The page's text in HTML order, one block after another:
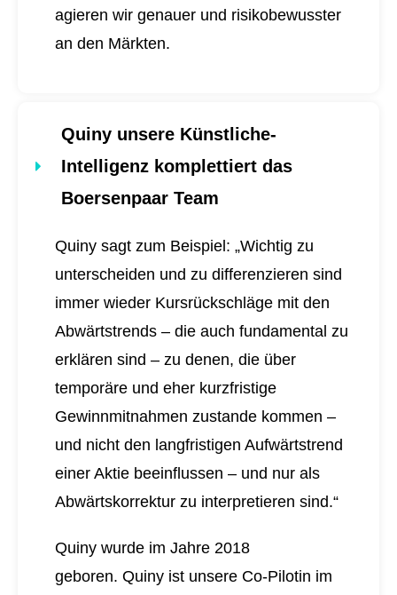
agieren wir genauer und risikobewusster
an den Märkten.
Quiny unsere Künstliche-
Intelligenz komplettiert das
Boersenpaar Team
Quiny sagt zum Beispiel: „Wichtig zu
unterscheiden und zu differenzieren sind
immer wieder Kursrückschläge mit den
Abwärtstrends – die auch fundamental zu
erklären sind – zu denen, die über
temporäre und eher kurzfristige
Gewinnmitnahmen zustande kommen –
und nicht den langfristigen Aufwärtstrend
einer Aktie beeinflussen – und nur als
Abwärtskorrektur zu interpretieren sind.“
Quiny wurde im Jahre 2018
geboren. Quiny ist unsere Co-Pilotin im